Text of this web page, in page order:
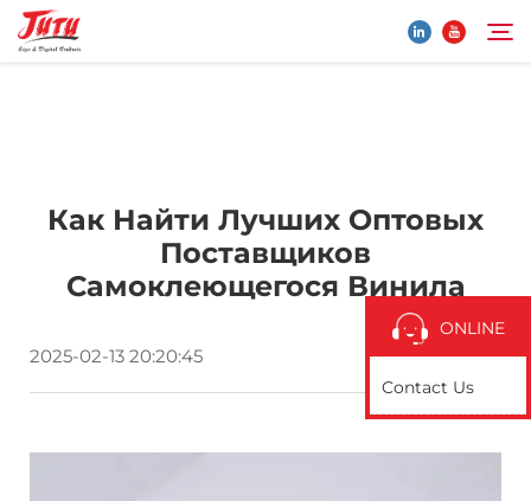
Продукты
О Нас
Применение
ONLINE
Contact Us
Как Найти Лучших Оптовых
Поставщиков
Самоклеющегося Винила
2025-02-13 20:20:45